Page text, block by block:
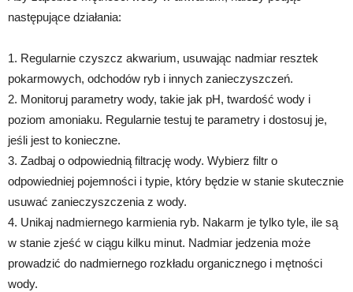
następujące działania:
1. Regularnie czyszcz akwarium, usuwając nadmiar resztek
pokarmowych, odchodów ryb i innych zanieczyszczeń.
2. Monitoruj parametry wody, takie jak pH, twardość wody i
poziom amoniaku. Regularnie testuj te parametry i dostosuj je,
jeśli jest to konieczne.
3. Zadbaj o odpowiednią filtrację wody. Wybierz filtr o
odpowiedniej pojemności i typie, który będzie w stanie skutecznie
usuwać zanieczyszczenia z wody.
4. Unikaj nadmiernego karmienia ryb. Nakarm je tylko tyle, ile są
w stanie zjeść w ciągu kilku minut. Nadmiar jedzenia może
prowadzić do nadmiernego rozkładu organicznego i mętności
wody.